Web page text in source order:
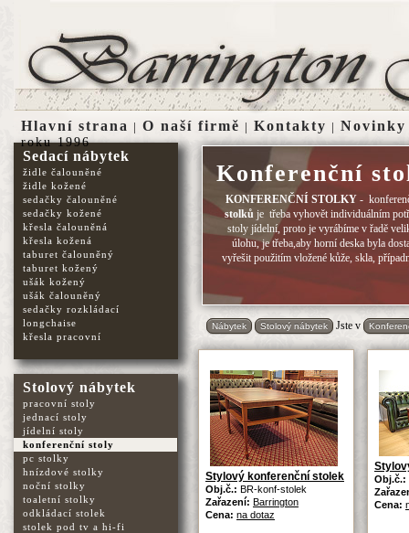
Konferenční
KONFERENČNÍ STOLKY-
stolkůje třeba vyhovět individuálním
stoly jídelní, proto je vyrábíme v řadě
úlohu, je třeba,aby horní deska byla
vyřešit použitím vložené kůže, skla,
Nábytek Stolový nábytek Jste v
Stylový konferenční stolek
Obj.č.: BR-konf-stolek
Zařazení: Barrington
Cena: na dotaz
Obj.č.:
Cena:
Sedací nábytek
židle čalouněné
židle kožené
sedačky čalouněné
sedačky kožené
křesla čalouněná
křesla kožená
taburet čalouněný
taburet kožený
ušák kožený
ušák čalouněný
sedačky rozkládací
longchaise
křesla pracovní
Stolový nábytek
pracovní stoly
jednací stoly
jídelní stoly
konferenční stoly
pc stolky
hnízdové stolky
noční stolky
toaletní stolky
odkládací stolek
stolek pod tv a hi-fi
Hlavní strana | O naší firmě | Kontakty | Novinky
roku 1996